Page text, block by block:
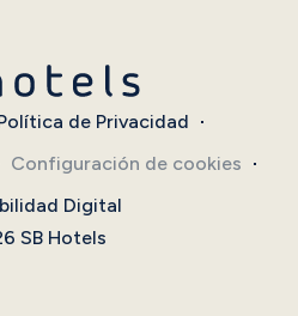
de Privacidad
Configuración de cookies
Digital
SB Hotels